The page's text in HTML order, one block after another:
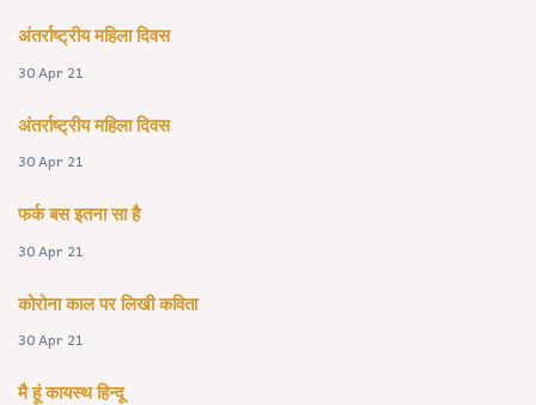
अंतर्राष्ट्रीय महिला दिवस
30 Apr 21
अंतर्राष्ट्रीय महिला दिवस
30 Apr 21
फर्क बस इतना सा है
30 Apr 21
कोरोना काल पर लिखी कविता
30 Apr 21
मै हूं कायस्थ हिन्दू